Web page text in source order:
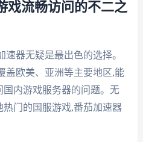
戏流畅访问的不二之
器无疑是最出色的选择。
盖欧美、亚洲等主要地区,能
内游戏服务器的问题。无
门的国服游戏,番茄加速器